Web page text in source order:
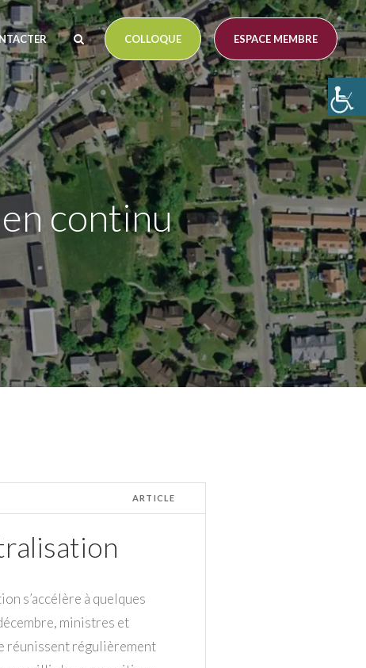
COLLOQUE ESPACE MEMBRE
continu
ARTICLE
s’accélère à quelques
ministres et
réunissent régulièrement